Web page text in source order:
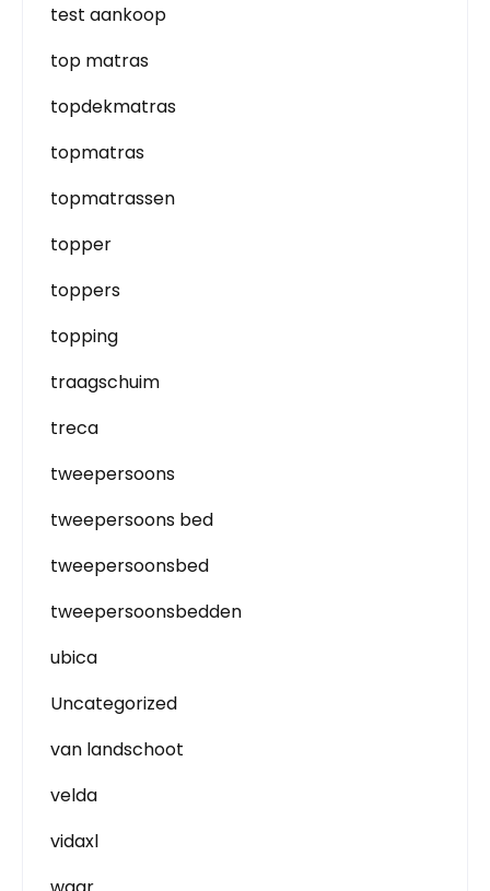
test aankoop
top matras
topdekmatras
topmatras
topmatrassen
topper
toppers
topping
traagschuim
treca
tweepersoons
tweepersoons bed
tweepersoonsbed
tweepersoonsbedden
ubica
Uncategorized
van landschoot
velda
vidaxl